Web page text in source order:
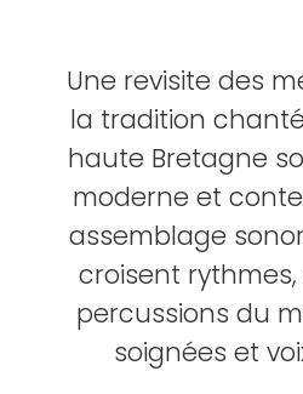
Une revisite des
la tradition
haute Bretagne
moderne et
assemblage
croisent
percussions du
soignées et